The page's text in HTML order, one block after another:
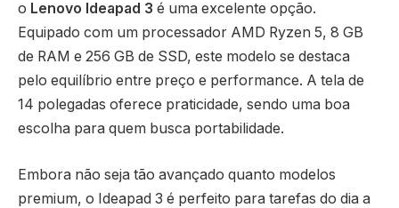
o Lenovo Ideapad 3 é uma excelente opção.
Equipado com um processador AMD Ryzen 5, 8 GB
de RAM e 256 GB de SSD, este modelo se destaca
pelo equilíbrio entre preço e performance. A tela de
14 polegadas oferece praticidade, sendo uma boa
escolha para quem busca portabilidade.
Embora não seja tão avançado quanto modelos
premium, o Ideapad 3 é perfeito para tarefas do dia a